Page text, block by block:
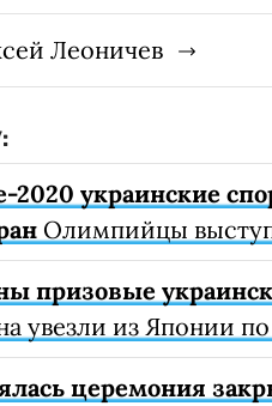
Леоничев
украинские
Олимпийцы
призовые
увезли из Японии
церемония